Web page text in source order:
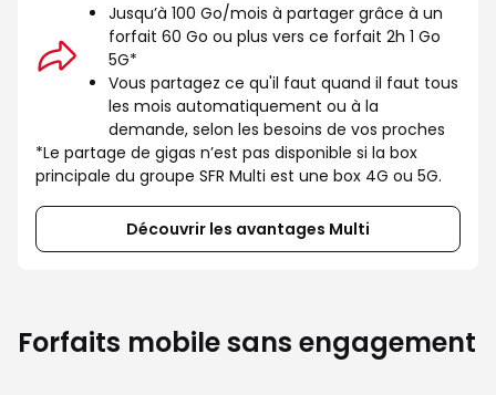
Jusqu’à 100 Go/mois à partager grâce à un
forfait 60 Go ou plus vers ce forfait 2h 1 Go
5G*
Vous partagez ce qu'il faut quand il faut tous
les mois automatiquement ou à la
demande, selon les besoins de vos proches
*Le partage de gigas n’est pas disponible si la box
principale du groupe SFR Multi est une box 4G ou 5G.
Découvrir les avantages Multi
Forfaits mobile sans engagement